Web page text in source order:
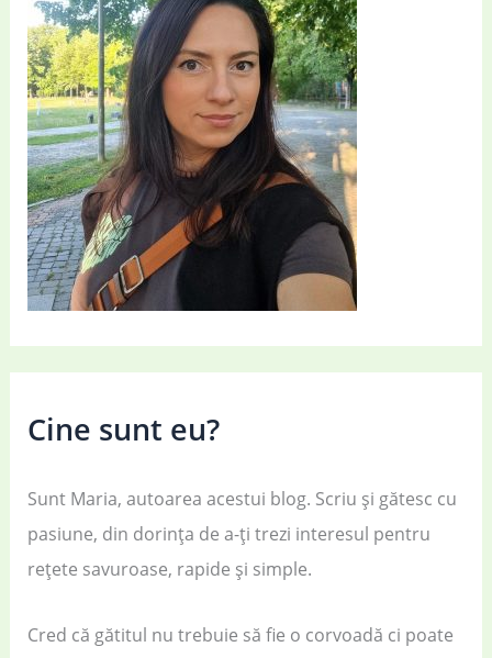
Cine sunt eu?
Sunt Maria, autoarea acestui blog. Scriu și gătesc cu
pasiune, din dorința de a-ți trezi interesul pentru
rețete savuroase, rapide și simple.
Cred că gătitul nu trebuie să fie o corvoadă ci poate